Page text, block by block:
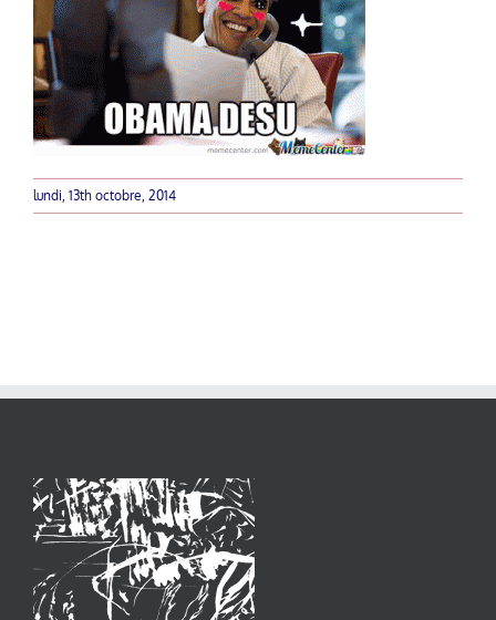
lundi, 13th octobre, 2014